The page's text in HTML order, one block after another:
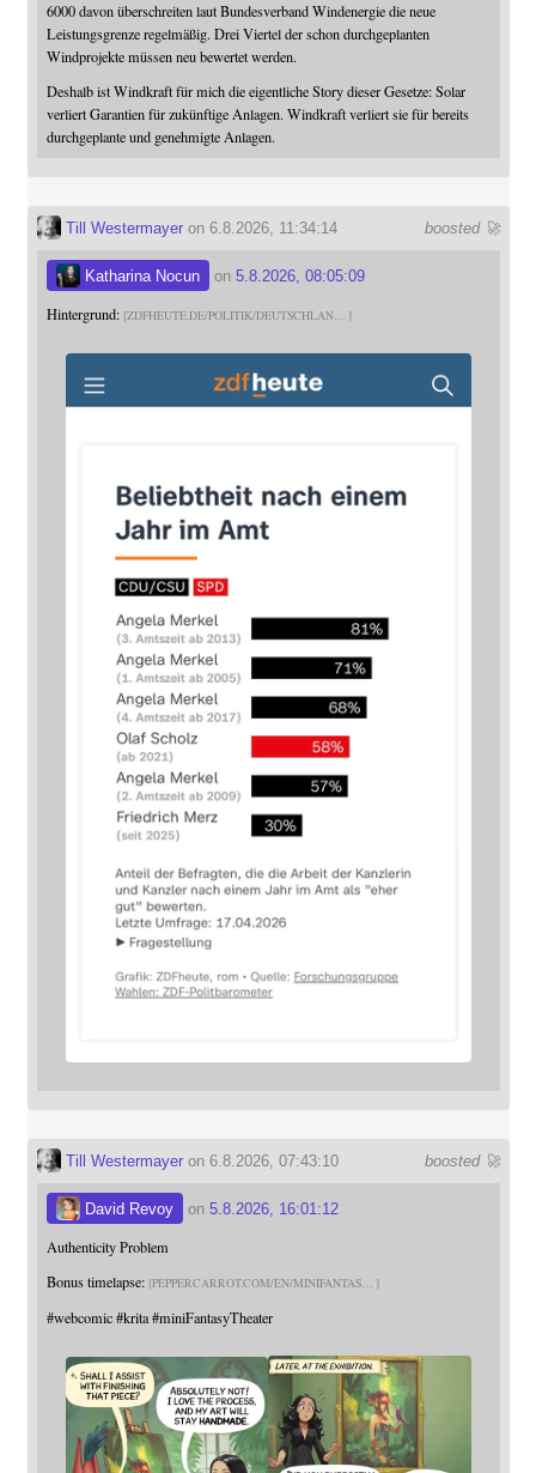
6000 davon überschreiten laut Bundesverband Windenergie die neue
Leistungsgrenze regelmäßig. Drei Viertel der schon durchgeplanten
Windprojekte müssen neu bewertet werden.
Deshalb ist Windkraft für mich die eigentliche Story dieser Gesetze: Solar
verliert Garantien für zukünftige Anlagen. Windkraft verliert sie für bereits
durchgeplante und genehmigte Anlagen.
boosted 🚀
Till Westermayeron 6.8.2026, 11:34:14
Katharina Nocun on 5.8.2026, 08:05:09
Hintergrund: ZDFHEUTE.DE/POLITIK/DEUTSCHLAN
boosted 🚀
Till Westermayeron 6.8.2026, 07:43:10
David Revoy on 5.8.2026, 16:01:12
Authenticity Problem
Bonus timelapse: PEPPERCARROT.COM/EN/MINIFANTAS
#webcomic #krita #miniFantasyTheater